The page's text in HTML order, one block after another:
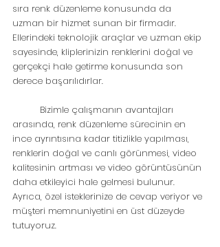
sıra renk düzenleme konusunda da
uzman bir hizmet sunan bir firmadır.
Ellerindeki teknolojik araçlar ve uzman ekip
sayesinde, kliplerinizin renklerini doğal ve
gerçekçi hale getirme konusunda son
derece başarılıdırlar.
arasında, renk düzenleme sürecinin en
ince ayrıntısına kadar titizlikle yapılması,
renklerin doğal ve canlı görünmesi, video
kalitesinin artması ve video görüntüsünün
daha etkileyici hale gelmesi bulunur.
Ayrıca, özel isteklerinize de cevap veriyor ve
müşteri memnuniyetini en üst düzeyde
tutuyoruz.